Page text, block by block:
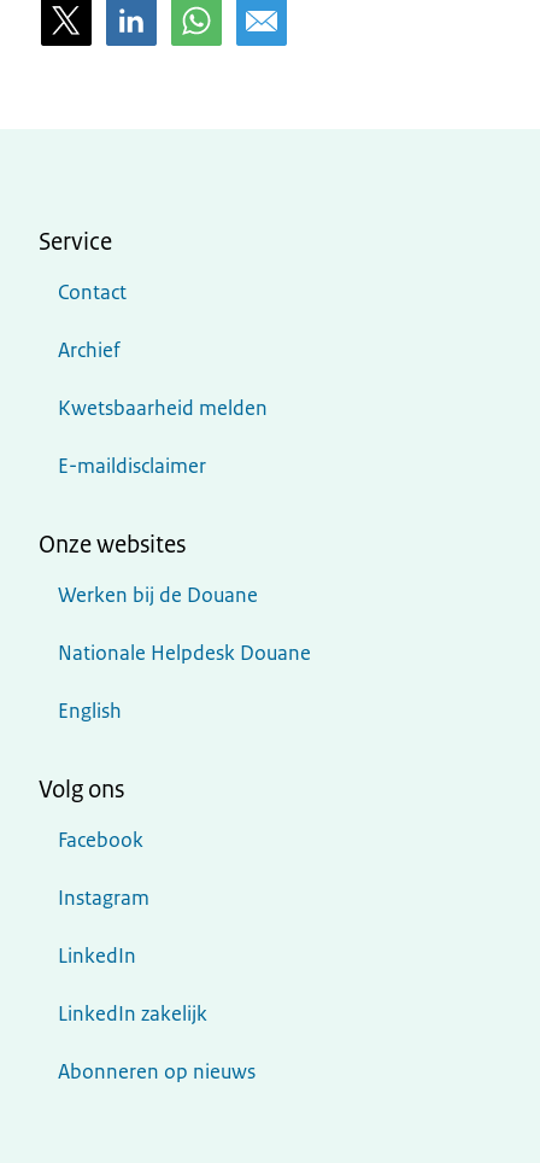
Service
Contact
Archief
Kwetsbaarheid melden
E-maildisclaimer
Onze websites
Werken bij de Douane
Nationale Helpdesk Douane
English
Volg ons
Facebook
Instagram
LinkedIn
LinkedIn zakelijk
Abonneren op nieuws